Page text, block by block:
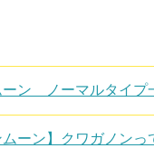
ーン ノーマルタイプ
ムーン】クワガノン